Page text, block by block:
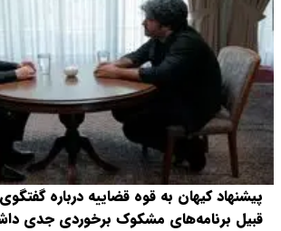
پیشنهاد کیهان به قوه قضاییه درباره
قبیل برنامه‌های مشکوک برخوردی جدی